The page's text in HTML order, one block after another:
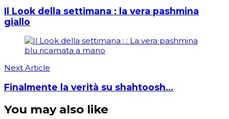
Il Look della settimana : la vera pashmina
giallo
Next Article
Finalmente la verità su shahtoosh…
You may also like